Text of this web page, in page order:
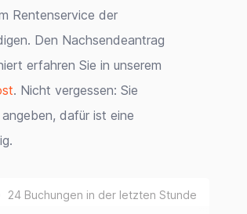
Rentenservice der
Den Nachsendeantrag
erfahren Sie in unserem
. Nicht vergessen: Sie
dafür ist eine
24 Buchungen in der letzten Stunde